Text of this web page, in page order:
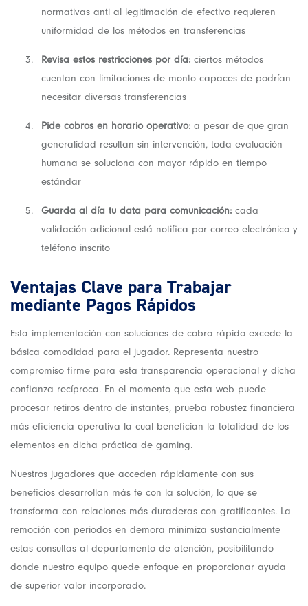
normativas anti al legitimación de efectivo requieren
uniformidad de los métodos en transferencias
Revisa estos restricciones por día: ciertos métodos
cuentan con limitaciones de monto capaces de podrían
necesitar diversas transferencias
Pide cobros en horario operativo: a pesar de que gran
generalidad resultan sin intervención, toda evaluación
humana se soluciona con mayor rápido en tiempo
estándar
Guarda al día tu data para comunicación: cada
validación adicional está notifica por correo electrónico y
teléfono inscrito
Ventajas Clave para Trabajar
mediante Pagos Rápidos
Esta implementación con soluciones de cobro rápido excede la
básica comodidad para el jugador. Representa nuestro
compromiso firme para esta transparencia operacional y dicha
confianza recíproca. En el momento que esta web puede
procesar retiros dentro de instantes, prueba robustez financiera
más eficiencia operativa la cual benefician la totalidad de los
elementos en dicha práctica de gaming.
Nuestros jugadores que acceden rápidamente con sus
beneficios desarrollan más fe con la solución, lo que se
transforma con relaciones más duraderas con gratificantes. La
remoción con periodos en demora minimiza sustancialmente
estas consultas al departamento de atención, posibilitando
donde nuestro equipo quede enfoque en proporcionar ayuda
de superior valor incorporado.